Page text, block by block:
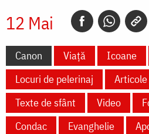
12 Mai
Canon Viață Icoane
Locuri de pelerinaj
Texte de sfânt
Video
Condac
Evanghelie